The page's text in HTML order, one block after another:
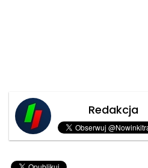
Redakcja